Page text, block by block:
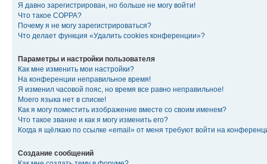
Я давно зарегистрирован, но больше не могу войти!
Что такое COPPA?
Почему я не могу зарегистрироваться?
Что делает функция «Удалить cookies конференции»?
Параметры и настройки пользователя
Как мне изменить мои настройки?
На конференции неправильное время!
Я изменил часовой пояс, но время все равно неправильное!
Моего языка нет в списке!
Как я могу поместить изображение вместе со своим именем?
Что такое звание и как я могу изменить его?
Когда я щёлкаю по ссылке «email» от меня требуют войти на
Создание сообщений